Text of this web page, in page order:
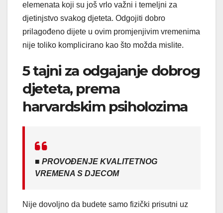
elemenata koji su još vrlo važni i temeljni za
djetinjstvo svakog djeteta. Odgojiti dobro
prilagođeno dijete u ovim promjenjivim vremenima
nije toliko komplicirano kao što možda mislite.
5 tajni za odgajanje dobrog
djeteta, prema
harvardskim psiholozima
■ PROVOĐENJE KVALITETNOG
VREMENA S DJECOM
Nije dovoljno da budete samo fizički prisutni uz